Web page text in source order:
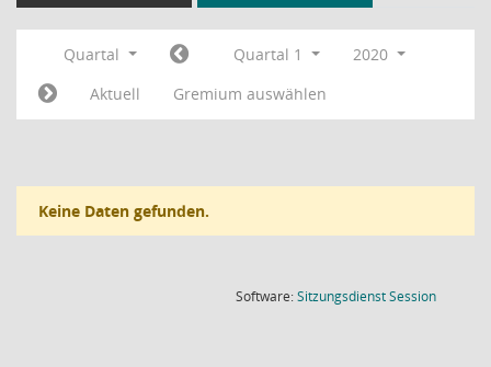
Quartal Quartal 1
2020
Aktuell
Gremium auswählen
Keine Daten gefunden.
Software:SitzungsdienstSession(Wird in